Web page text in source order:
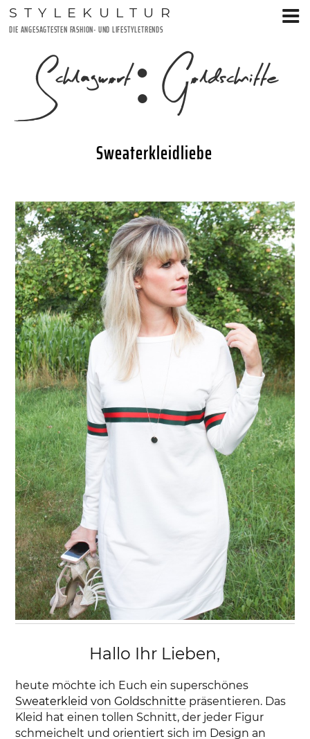
Zum
Inhalt
STYLEKULTUR
DIE ANGESAGTESTEN FASHION- UND LIFESTYLETRENDS
Schlagwort:Goldschnitte
VERÖFFENTLICHT
AM
11. JULI 2018
Sweaterkleidliebe
Hallo Ihr Lieben,
heute möchte ich Euch ein superschönes
Sweaterkleid von Goldschnitte präsentieren. Das
Kleid hat einen tollen Schnitt, der jeder Figur
schmeichelt und orientiert sich im Design an